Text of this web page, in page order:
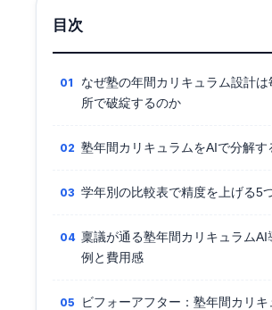
目次
なぜ塾の年間カリキュラム設計
所で破綻するのか
塾年間カリキュラムをAIで分解す
学年別の比較表で精度を上げる5
稟議が通る塾年間カリキュラムAI
例と費用感
ビフォーアフター：塾年間カリ